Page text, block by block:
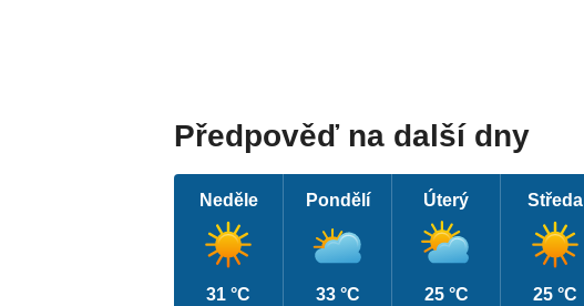
Předpověď na další dny
Neděle
31 °C
Pondělí
33 °C
Úterý
25 °C
Středa
25 °C